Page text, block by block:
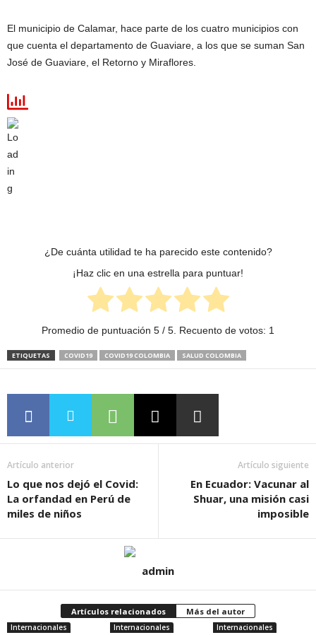
El municipio de Calamar, hace parte de los cuatro municipios con
que cuenta el departamento de Guaviare, a los que se suman San
José de Guaviare, el Retorno y Miraflores.
¿De cuánta utilidad te ha parecido este contenido?
¡Haz clic en una estrella para puntuar!
Promedio de puntuación 5 / 5. Recuento de votos: 1
ETIQUETAS COVID19 COVID19 COLOMBIA SALUD COLOMBIA
Artículo anterior
Lo que nos dejó el Covid:
La orfandad en Perú de
miles de niños
Artículo siguiente
En Ecuador: Vacunar al
Shuar, una misión casi
imposible
admin
Artículos relacionados Más del autor
Internacionales Internacionales Internacionales